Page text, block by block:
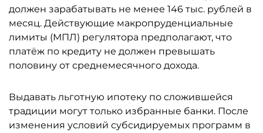
должен зарабатывать не менее 146 тыс. рублей в
месяц. Действующие макропруденциальные
лимиты (МПЛ) регулятора предполагают, что
платёж по кредиту не должен превышать
половину от среднемесячного дохода.
Выдавать льготную ипотеку по сложившейся
традиции могут только избранные банки. После
изменения условий субсидируемых программ в